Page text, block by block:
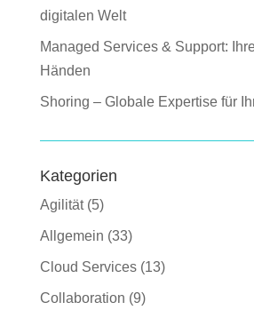
digitalen Welt
Managed Services & Support:
Händen
Shoring – Globale Expertise für
Kategorien
Agilität(5)
Allgemein (33)
Cloud Services(13)
Collaboration (9)